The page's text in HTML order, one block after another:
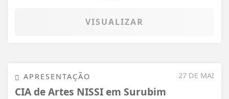
VISUALIZAR
27 DE MAI
APRESENTAÇÃO
CIA de Artes NISSI em Surubim